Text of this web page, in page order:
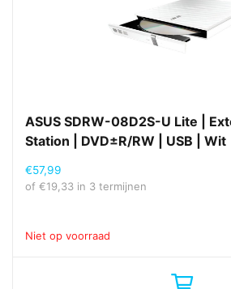
ASUS SDRW-08D2S-U Lite |
Station | DVD±R/RW | USB | Wit
€57,99
of €19,33 in 3 termijnen
Niet op voorraad